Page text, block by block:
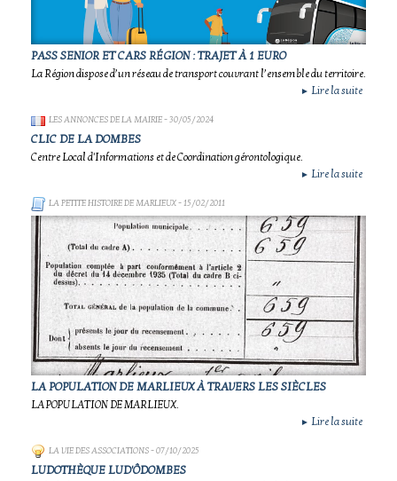
PASS SENIOR ET CARS RÉGION : TRAJET À 1 EURO
La Région dispose d’un réseau de transport couvrant l’ensemble du territoire.
► Lire la suite
LES ANNONCES DE LA MAIRIE- 30/05/2024
CLIC DE LA DOMBES
Centre Local d'Informations et de Coordination gérontologique.
► Lire la suite
LA PETITE HISTOIRE DE MARLIEUX- 15/02/2011
LA POPULATION DE MARLIEUX À TRAVERS LES SIÈCLES
LA POPULATION DE MARLIEUX.
► Lire la suite
LA VIE DES ASSOCIATIONS- 07/10/2025
LUDOTHÈQUE LUD'ÔDOMBES